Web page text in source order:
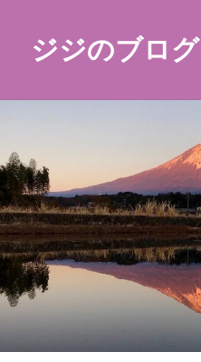
ジジのブログ